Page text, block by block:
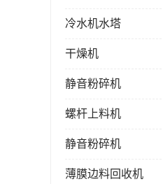
冷水机水塔
干燥机
静音粉碎机
螺杆上料机
静音粉碎机
薄膜边料回收机